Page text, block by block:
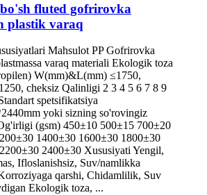
fluted gofrirovka
plastik varaq
Mahsulot PP Gofrirovka
varaq materiali Ekologik toza
W(mm)&L(mm) ≤1750,
cheksiz Qalinligi 2 3 4 5 6 7 8 9
spetsifikatsiya
yoki sizning so'rovingiz
(gsm) 450±10 500±15 700±20
1400±30 1600±30 1800±30
2400±30 Xususiyati Yengil,
Ifloslanishsiz, Suv/namlikka
qarshi, Chidamlilik, Suv
Ekologik toza, ...